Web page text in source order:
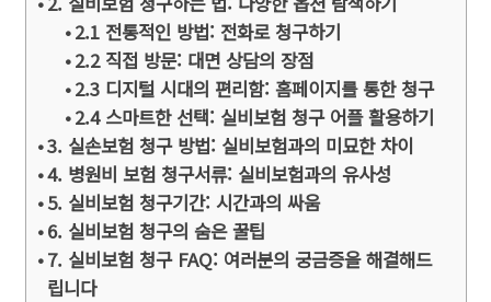
2.1 전통적인 방법: 전화로 청구하기
2.2 직접 방문: 대면 상담의 장점
2.3 디지털 시대의 편리함: 홈페이지를 통한 청구
2.4 스마트한 선택: 실비보험 청구 어플 활용하기
3. 실손보험 청구 방법: 실비보험과의 미묘한 차이
4. 병원비 보험 청구서류: 실비보험과의 유사성
5. 실비보험 청구기간: 시간과의 싸움
6. 실비보험 청구의 숨은 꿀팁
7. 실비보험 청구 FAQ: 여러분의 궁금증을 해결해드
립니다